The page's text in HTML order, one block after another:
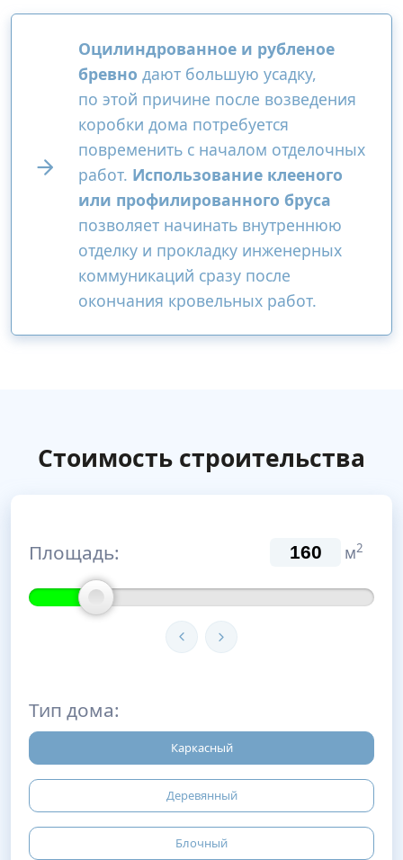
Оцилиндрованное и рубленое
бревно дают большую усадку,
по этой причине после возведения
коробки дома потребуется
повременить с началом отделочных
работ. Использование клееного
или профилированного бруса
позволяет начинать внутреннюю
отделку и прокладку инженерных
коммуникаций сразу после
окончания кровельных работ.
Стоимость строительства
Площадь: м2
Тип дома:
Каркасный
Деревянный
Блочный